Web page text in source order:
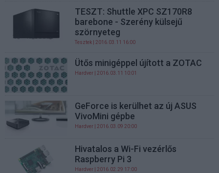
TESZT: Shuttle XPC SZ170R8
barebone - Szerény külsejű
szörnyeteg
Tesztek | 2016.03.11 16:00
Ütős minigéppel újított a ZOTAC
Hardver | 2016.03.11 10:01
GeForce is kerülhet az új ASUS
VivoMini gépbe
Hardver | 2016.03.09 20:00
Hivatalos a Wi-Fi vezérlős
Raspberry Pi 3
Hardver | 2016.02.29 17:00